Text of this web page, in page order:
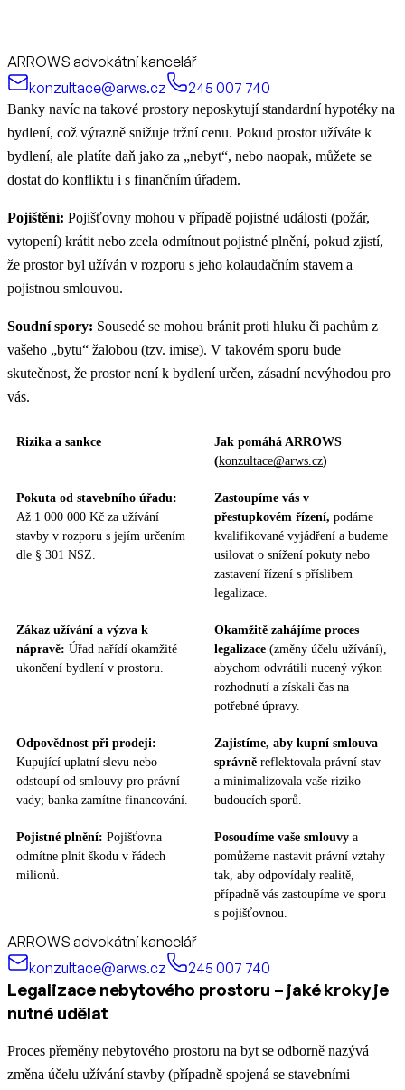
ARROWS advokátní kancelář
konzultace@arws.cz
245 007 740
Banky navíc na takové prostory neposkytují standardní hypotéky na
bydlení, což výrazně snižuje tržní cenu. Pokud prostor užíváte k
bydlení, ale platíte daň jako za „nebyt“, nebo naopak, můžete se
dostat do konfliktu i s finančním úřadem.
Pojištění: Pojišťovny mohou v případě pojistné události (požár,
vytopení) krátit nebo zcela odmítnout pojistné plnění, pokud zjistí,
že prostor byl užíván v rozporu s jeho kolaudačním stavem a
pojistnou smlouvou.
Soudní spory: Sousedé se mohou bránit proti hluku či pachům z
vašeho „bytu“ žalobou (tzv. imise). V takovém sporu bude
skutečnost, že prostor není k bydlení určen, zásadní nevýhodou pro
vás.
Rizika a sankce
Jak pomáhá ARROWS
(konzultace@arws.cz)
Pokuta od stavebního úřadu:
Až 1 000 000 Kč za užívání
stavby v rozporu s jejím určením
dle § 301 NSZ.
Zastoupíme vás v
přestupkovém řízení, podáme
kvalifikované vyjádření a budeme
usilovat o snížení pokuty nebo
zastavení řízení s příslibem
legalizace.
Zákaz užívání a výzva k
nápravě: Úřad nařídí okamžité
ukončení bydlení v prostoru.
Okamžitě zahájíme proces
legalizace (změny účelu užívání),
abychom odvrátili nucený výkon
rozhodnutí a získali čas na
potřebné úpravy.
Odpovědnost při prodeji:
Kupující uplatní slevu nebo
odstoupí od smlouvy pro právní
vady; banka zamítne financování.
Zajistíme, aby kupní smlouva
správně reflektovala právní stav
a minimalizovala vaše riziko
budoucích sporů.
Pojistné plnění: Pojišťovna
odmítne plnit škodu v řádech
milionů.
Posoudíme vaše smlouvy a
pomůžeme nastavit právní vztahy
tak, aby odpovídaly realitě,
případně vás zastoupíme ve sporu
s pojišťovnou.
ARROWS advokátní kancelář
konzultace@arws.cz
245 007 740
Legalizace nebytového prostoru – jaké kroky je
nutné udělat
Proces přeměny nebytového prostoru na byt se odborně nazývá
změna účelu užívání stavby (případně spojená se stavebními